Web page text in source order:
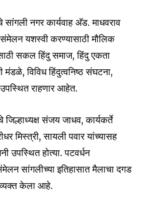
of
be part of the
Don't worry, we respect
inbox. Your information is
नगर कार्यवाह अ‍ॅड. माधवराव
यशस्वी करण्यासाठी मौलिक
सकल हिंदु समाज, हिंदु एकता
विविध हिंदुत्वनिष्ठ संघटना,
राहणार आहेत.
संजय जाधव, कार्यकर्ते
मिस्त्री, सायली पवार यांच्यासह
उपस्थित होत्या. पटवर्धन
सांगलीच्या इतिहासात मैलाचा दगड
केला आहे.